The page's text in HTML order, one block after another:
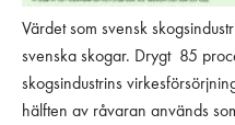
Värdet som svensk
svenska skogar. Drygt 85
skogsindustrins
hälften av råvaran används